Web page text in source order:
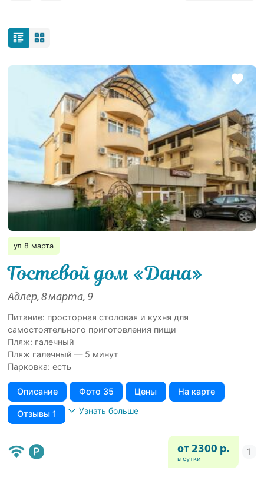
ул 8 марта
Гостевой дом «Дана»
Адлер, 8 марта, 9
Питание: просторная столовая и кухня для
самостоятельного приготовления пищи
Пляж: галечный
Пляж галечный — 5 минут
Парковка: есть
Описание Фото 35 Цены На карте
Отзывы 1 Узнать больше
от 2300 р.
в сутки